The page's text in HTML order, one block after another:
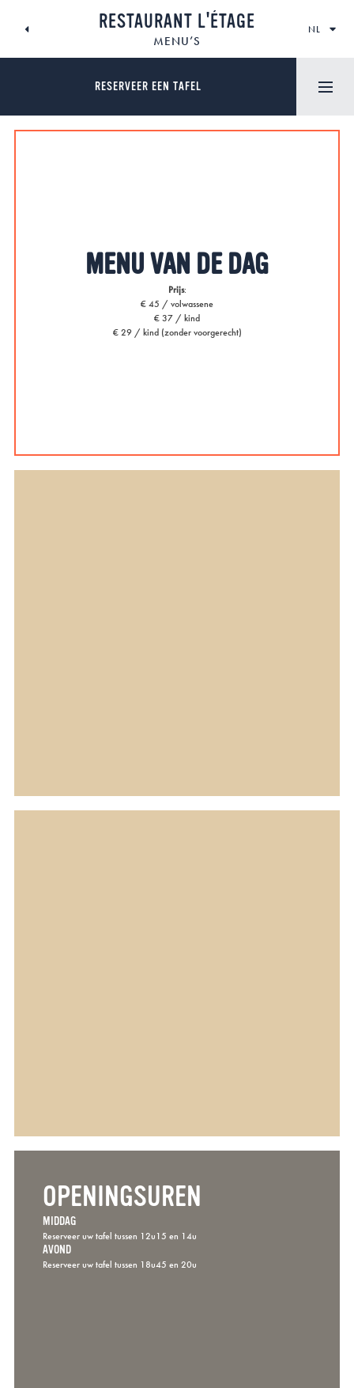
CONTENT
RESTAURANT L'ÉTAGE
MENU’S
NL
RESERVEER EEN TAFEL
MENU VAN DE DAG
Prijs:
€ 45 / volwassene
€ 37 / kind
€ 29 / kind (zonder voorgerecht)
OPENINGSUREN
MIDDAG
Reserveer uw tafel tussen 12u15 en 14u
AVOND
Reserveer uw tafel tussen 18u45 en 20u